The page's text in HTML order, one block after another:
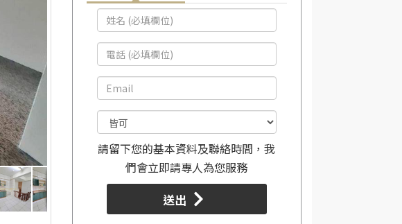
請留下您的基本資料及聯絡時間，我
們會立即請專人為您服務
送出